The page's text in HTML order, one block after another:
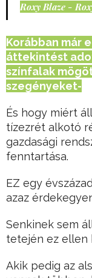
Roxy Blaze -
Korábban már
áttekintést
színfalak
szegényeket-
És hogy miért
tízezrét alkotó
gazdasági
fenntartása.
EZ egy
azaz
Senkinek sem
tetején ez ellen
Akik pedig az